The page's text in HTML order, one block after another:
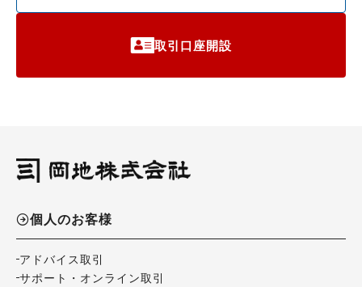
取引口座開設
個人のお客様
アドバイス取引
サポート・オンライン取引